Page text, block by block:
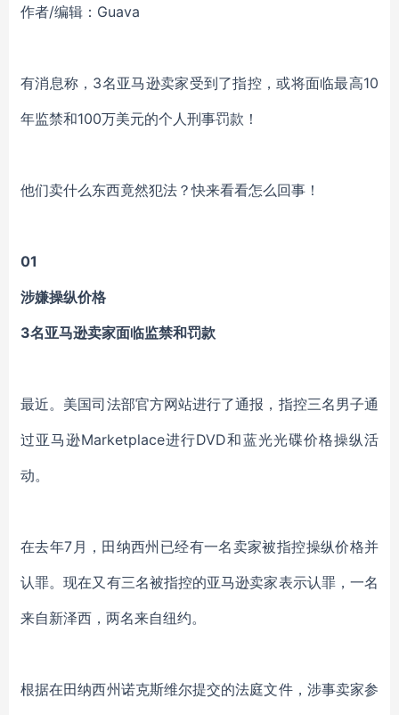
作者/编辑：Guava
有消息称，3名亚马逊卖家受到了指控，或将面临最高10
年监禁和100万美元的个人刑事罚款！
他们卖什么东西竟然犯法？快来看看怎么回事！
01
涉嫌操纵价格
3名亚马逊卖家面临监禁和罚款
最近。美国司法部官方网站进行了通报，指控三名男子通
过亚马逊Marketplace进行DVD和蓝光光碟价格操纵活
动。
在去年7月，田纳西州已经有一名卖家被指控操纵价格并
认罪。现在又有三名被指控的亚马逊卖家表示认罪，一名
来自新泽西，两名来自纽约。
根据在田纳西州诺克斯维尔提交的法庭文件，涉事卖家参